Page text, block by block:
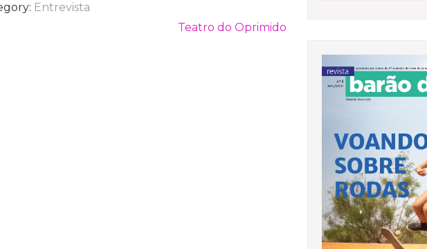
Entrevista
Teatro do Oprimido